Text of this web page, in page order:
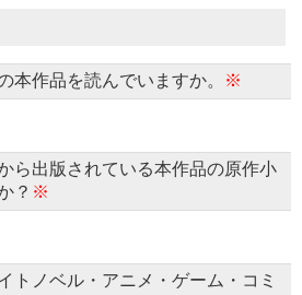
本作品を読んでいますか。 ※
ら出版されている本作品の原作小
？ ※
トノベル・アニメ・ゲーム・コミ